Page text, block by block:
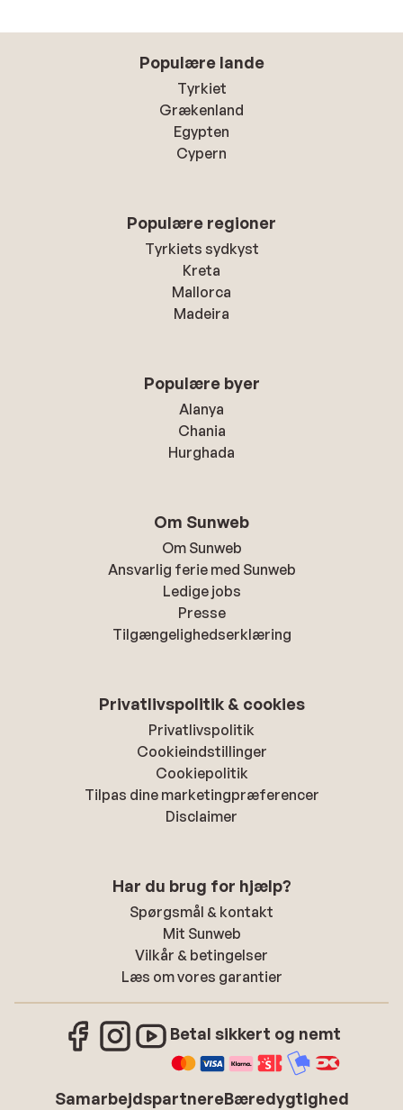
Populære lande
Tyrkiet
Grækenland
Egypten
Cypern
Populære regioner
Tyrkiets sydkyst
Kreta
Mallorca
Madeira
Populære byer
Alanya
Chania
Hurghada
Om Sunweb
Om Sunweb
Ansvarlig ferie med Sunweb
Ledige jobs
Presse
Tilgængelighedserklæring
Privatlivspolitik & cookies
Privatlivspolitik
Cookieindstillinger
Cookiepolitik
Tilpas dine marketingpræferencer
Disclaimer
Har du brug for hjælp?
Spørgsmål & kontakt
Mit Sunweb
Vilkår & betingelser
Læs om vores garantier
Betal sikkert og nemt
SamarbejdspartnereBæredygtighed